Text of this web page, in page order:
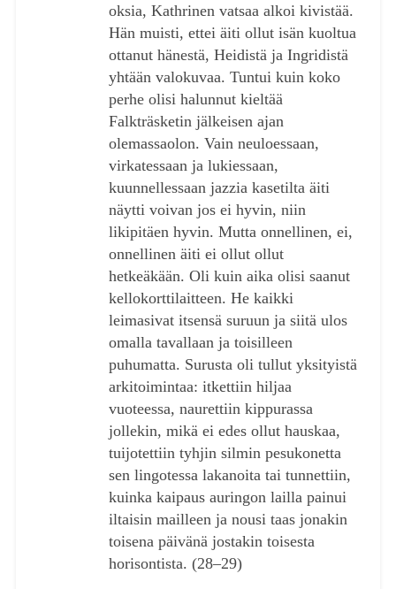
oksia, Kathrinen vatsaa alkoi kivistää.
Hän muisti, ettei äiti ollut isän kuoltua
ottanut hänestä, Heidistä ja Ingridistä
yhtään valokuvaa. Tuntui kuin koko
perhe olisi halunnut kieltää
Falkträsketin jälkeisen ajan
olemassaolon. Vain neuloessaan,
virkatessaan ja lukiessaan,
kuunnellessaan jazzia kasetilta äiti
näytti voivan jos ei hyvin, niin
likipitäen hyvin. Mutta onnellinen, ei,
onnellinen äiti ei ollut ollut
hetkeäkään. Oli kuin aika olisi saanut
kellokorttilaitteen. He kaikki
leimasivat itsensä suruun ja siitä ulos
omalla tavallaan ja toisilleen
puhumatta. Surusta oli tullut yksityistä
arkitoimintaa: itkettiin hiljaa
vuoteessa, naurettiin kippurassa
jollekin, mikä ei edes ollut hauskaa,
tuijotettiin tyhjin silmin pesukonetta
sen lingotessa lakanoita tai tunnettiin,
kuinka kaipaus auringon lailla painui
iltaisin mailleen ja nousi taas jonakin
toisena päivänä jostakin toisesta
horisontista. (28‒29)